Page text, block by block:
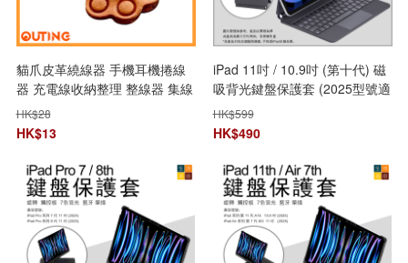
貓爪皮革繞線器 手機耳機捲線
器 充電線收納整理 整線器 集線
器
HK$28
HK$13
iPad 11吋 / 10.9吋 (第十代) 磁
吸背光鍵盤保護套 (2025型號適
用) - 無延遲靜音按鍵
HK$599
HK$490